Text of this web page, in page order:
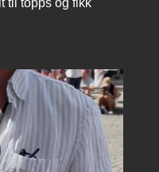
til topps og fikk